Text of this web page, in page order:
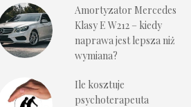
Amortyzator Mercedes
Klasy E W212 – kiedy
naprawa jest lepsza niż
wymiana?
Ile kosztuje
psychoterapeuta